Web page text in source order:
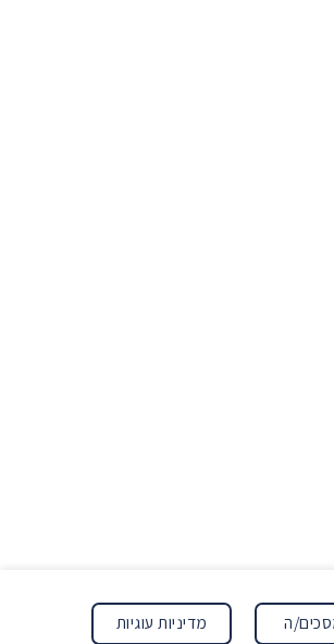
מדיניות עוגיות ה